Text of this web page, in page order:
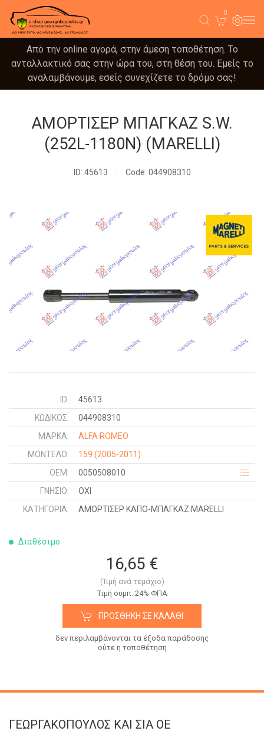
0
Από την online αγορά, στην άμεση τοποθέτηση. Το
ανταλλακτικό σας στην ώρα του, στη θέση του. Εμείς το
αναλαμβάνουμε, εσείς συνεχίζετε το δρόμο σας!
ΑΜΟΡΤΙΣΕΡ ΜΠΑΓΚΑΖ S.W.
(252L-1180N) (MARELLI)
ID: 45613 Code: 044908310
ID:
45613
ΚΩΔΙΚΌΣ:
044908310
ΜΑΡΚΑ:
ALFA ROMEO
ΜΟΝΤΕΛΟ:
159 (2005-2011)
OEM:
0050508010
ΓΝΉΣΙΟ:
ΟΧΙ
ΚΑΤΗΓΟΡΊΑ:
ΑΜΟΡΤΙΣΕΡ ΚΑΠΟ-ΜΠΑΓΚΑΖ MARELLI
Διαθέσιμο
16,65 €
(Τιμή ανά τεμάχιο)
Tιμή συμπ. 24% ΦΠΑ
ΠΡΟΣΘΉΚΗ ΣΕ ΚΑΛΆΘΙ
δεν περιλαμβάνονται τα έξοδα παράδοσης
ούτε η τοποθέτηση
ΓΕΩΡΓΑΚΟΠΟΥΛΟΣ KAI ΣΙΑ OE